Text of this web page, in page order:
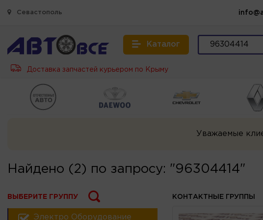
Севастополь
Каталог
Доставка запчастей курьером по Крыму
Уважаемые
Найдено (2) по запросу: "96304414"
ВЫБЕРИТЕ ГРУППУ
Электро Оборудование
КОНТАКТНЫЕ ГРУППЫ